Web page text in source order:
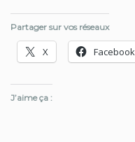
Partager sur vos réseaux
X Facebook
J’aime ça :